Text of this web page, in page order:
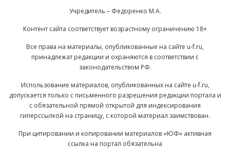
Учредитель – Федоренко М.А.
Контент сайта соответствует возрастному ограничению 18+
Все права на материалы, опубликованные на сайте u-f.ru,
принадлежат редакции и охраняются в соответствии с
законодательством РФ.
Использование материалов, опубликованных на сайте u-f.ru,
допускается только с письменного разрешения редакции портала и
с обязательной прямой открытой для индексирования
гиперссылкой на страницу, с которой материал заимствован.
При цитировании и копировании материалов «ЮФ» активная
ссылка на портал обязательна